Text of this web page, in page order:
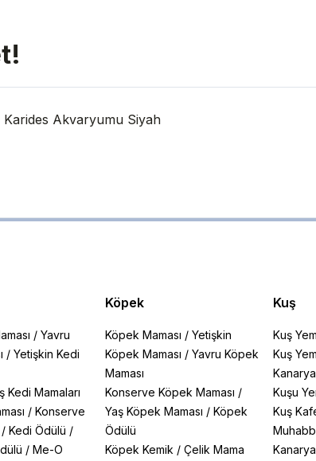
Akvaryumu Siyah
/ Yavru
/ Yetişkin Kedi
Kedi Mamaları
/ Konserve
/ Kedi Ödülü /
/ Me-O
Köpek
Köpek Maması /Yetişkin
Köpek Maması /Yavru Köpek
Maması
Konserve Köpek Maması /
Yaş Köpek Maması /Köpek
Ödülü
Köpek Kemik /Çelik Mama
Kuş
Kuş
Kuş
Kuşu
Kuş